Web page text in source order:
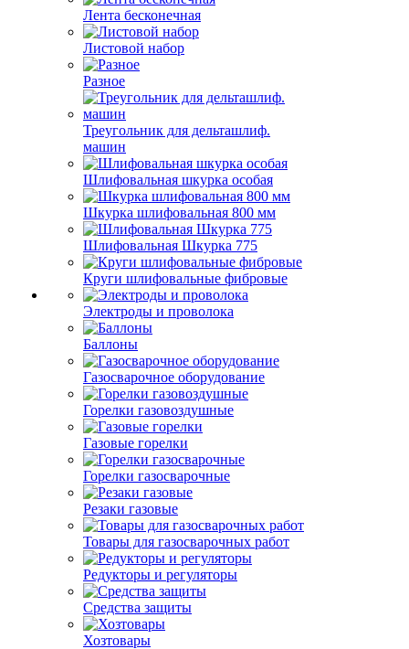
Лента бесконечная
Листовой набор
Разное
Треугольник для дельташлиф.
машин
Шлифовальная шкурка особая
Шкурка шлифовальная 800 мм
Шлифовальная Шкурка 775
Круги шлифовальные фибровые
Электроды и проволока
Баллоны
Газосварочное оборудование
Горелки газовоздушные
Газовые горелки
Горелки газосварочные
Резаки газовые
Товары для газосварочных работ
Редукторы и регуляторы
Средства защиты
Хозтовары